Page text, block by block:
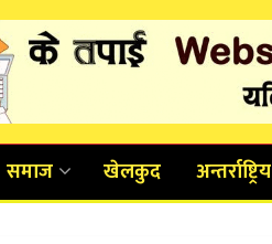
समाज खेलकुद अन्तर्राष्ट्रिय